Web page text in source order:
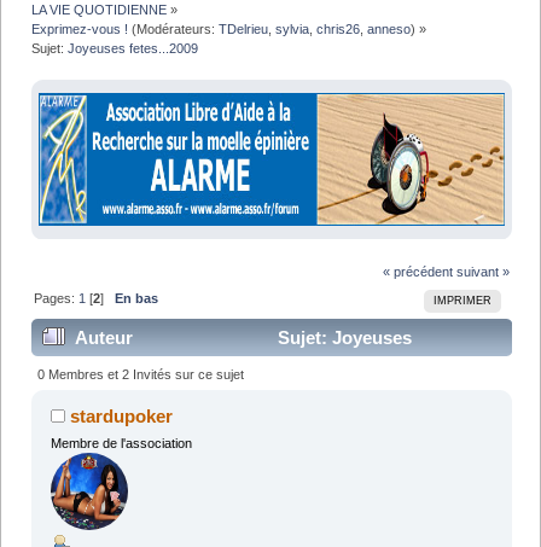
LA VIE QUOTIDIENNE »
Exprimez-vous ! (Modérateurs:TDelrieu ,sylvia ,chris26 ,anneso) »
Sujet:Joyeuses fetes...2009
« précédent suivant »
IMPRIMER
Pages: 1 [2] En bas
Auteur
Sujet: Joyeuses
fetes...2009 (Lu 29467 fois)
0 Membres et 2 Invités sur ce sujet
stardupoker
Membre de l'association